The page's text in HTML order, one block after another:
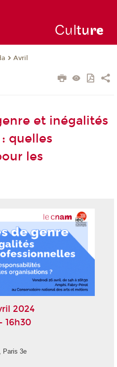
Culture
Avril
et inégalités
quelles
les
2024
16h30
Paris 3e